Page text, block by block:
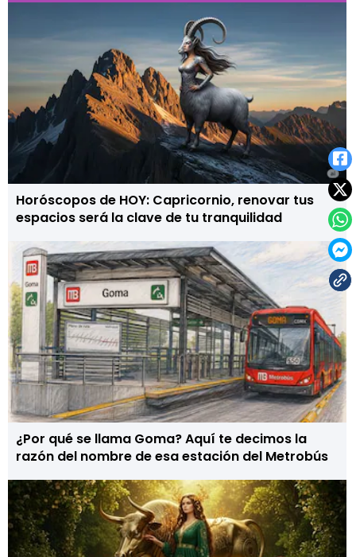
Horóscopos de HOY: Capricornio, renovar tus
espacios será la clave de tu tranquilidad
¿Por qué se llama Goma? Aquí te decimos la
razón del nombre de esa estación del Metrobús